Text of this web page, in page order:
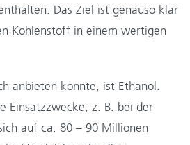
Das Ziel ist genauso klar
Kohlenstoff in einem wertigen
anbieten konnte, ist Ethanol.
Einsatzzwecke, z. B. bei der
auf ca. 80 – 90 Millionen